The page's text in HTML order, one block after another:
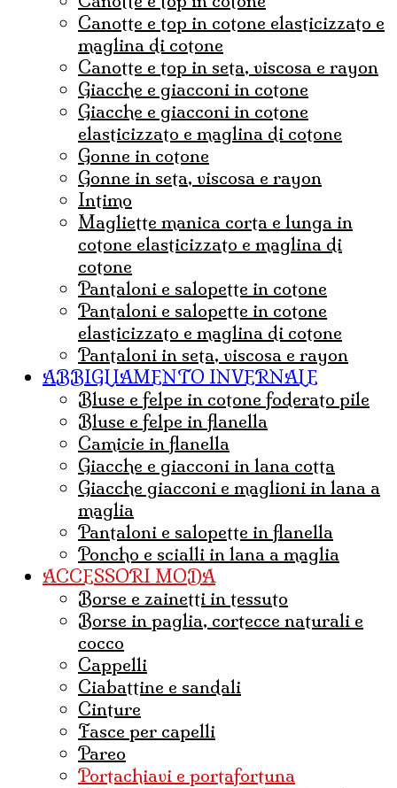
canotte e top in cotone elasticizzato e
maglina di cotone
canotte e top in seta, viscosa e rayon
Giacche e giacconi in cotone
giacche e giacconi in cotone
elasticizzato e maglina di cotone
gonne in cotone
Gonne in seta, viscosa e rayon
Intimo
magliette manica corta e lunga in
cotone elasticizzato e maglina di
cotone
pantaloni e salopette in cotone
Pantaloni e salopette in cotone
elasticizzato e maglina di cotone
Pantaloni in seta, viscosa e rayon
ABBIGLIAMENTO INVERNALE
Bluse e felpe in cotone foderato pile
Bluse e felpe in flanella
Camicie in flanella
Giacche e giacconi in lana cotta
Giacche giacconi e maglioni in lana a
maglia
Pantaloni e salopette in flanella
Poncho e scialli in lana a maglia
ACCESSORI MODA
borse e zainetti in tessuto
borse in paglia, cortecce naturali e
cocco
Cappelli
ciabattine e sandali
cinture
fasce per capelli
pareo
portachiavi e portafortuna